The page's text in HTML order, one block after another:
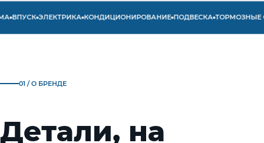
ВПУСК ЭЛЕКТРИКА КОНДИЦИОНИРОВАНИЕ ПОДВЕСКА ТОРМОЗНЫЕ
01 / О БРЕНДЕ
Детали, на